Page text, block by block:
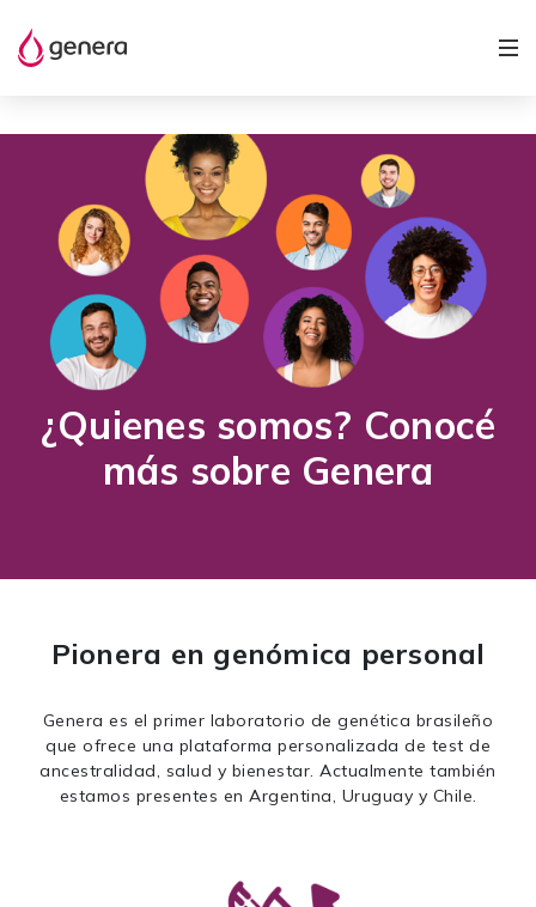
¿Quienes somos? Conocé
más sobre Genera
Pionera en genómica personal
Genera es el primer laboratorio de genética brasileño
que ofrece una plataforma personalizada de test de
ancestralidad, salud y bienestar. Actualmente también
estamos presentes en Argentina, Uruguay y Chile.